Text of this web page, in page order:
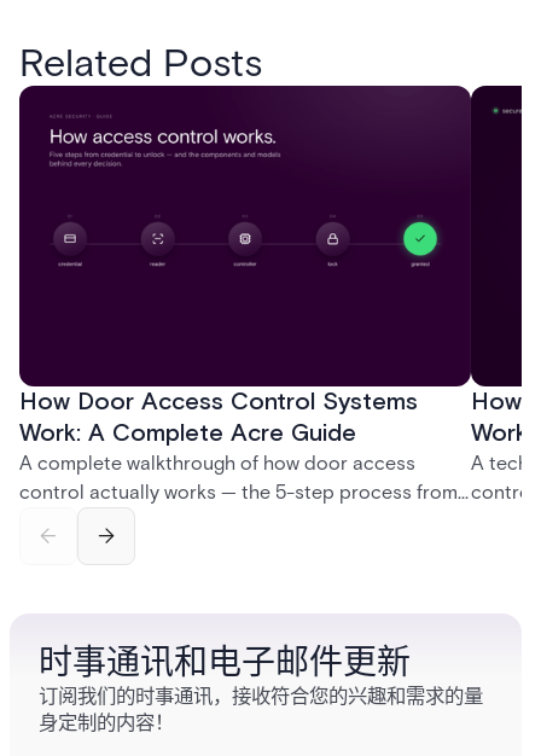
Related Posts
How Door Access Control Systems
Work: A Complete Acre Guide
A complete walkthrough of how door access
control actually works — the 5-step process from
and software components, and the access control
How
A
control
时事通讯和电子邮件更新
订阅我们的时事通讯，接收符合您的兴趣和需求的量
身定制的内容！